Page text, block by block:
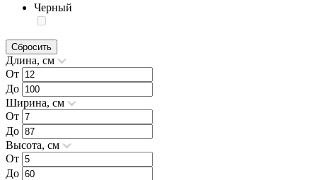
Черный
Сбросить
Длина, см
От
До
Ширина, см
От
До
Высота, см
От
До